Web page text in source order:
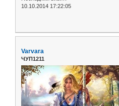
10.10.2014 17:22:05
Varvara
ЧУП1211